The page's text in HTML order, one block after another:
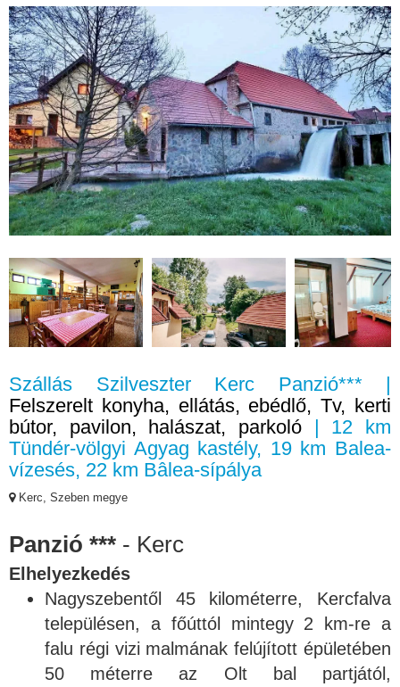
Szállás Szilveszter Kerc Panzió*** |
Felszerelt konyha, ellátás, ebédlő, Tv, kerti
bútor, pavilon, halászat, parkoló | 12 km
Tündér-völgyi Agyag kastély, 19 km Balea-
vízesés, 22 km Bâlea-sípálya
Kerc, Szeben megye
Panzió *** - Kerc
Elhelyezkedés
Nagyszebentől 45 kilométerre, Kercfalva
településen, a főúttól mintegy 2 km-re a
falu régi vizi malmának felújított épületében
50 méterre az Olt bal partjától,